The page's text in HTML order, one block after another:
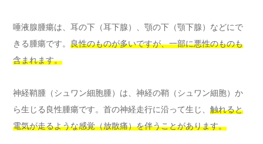
唾液腺腫瘍は、耳の下（耳下腺）、顎の下（顎下腺）などにで
きる腫瘍です。 良性のものが多いですが、一部に悪性のものも
含まれます。
神経鞘腫（シュワン細胞腫）は、神経の鞘（シュワン細胞）か
ら生じる良性腫瘍です。首の神経走行に沿って生じ、 触れると
電気が走るような感覚（放散痛）を伴うことがあります。